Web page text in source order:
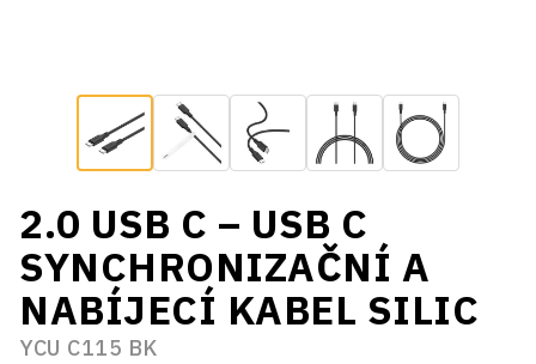
2.0 USB C – USB C
SYNCHRONIZAČNÍ A
NABÍJECÍ KABEL SILIC
YCU C115 BK